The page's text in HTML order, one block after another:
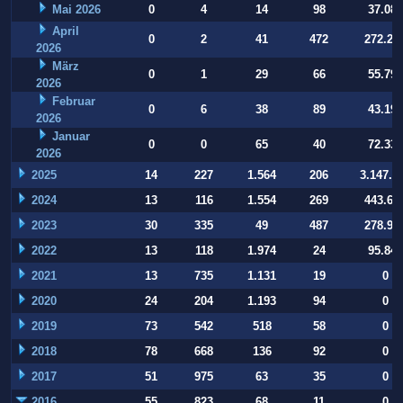
Mai 2026 0 4 14 98
37.084
April
2026
0 2 41 472
März
2026
0 1 29 66
55.794
Februar
2026
0 6 38 89
43.197
Januar
2026
0 0 65 40 72.332
2025 14 227 1.564 206
2024
13 116 1.554 269
2023
30 335 49 487
2022
13 118 1.974 24
95.847
2021
13 735 1.131 19
0
2020
24 204 1.193 94
0
2019
73 542 518 58
0
2018
78 668 136 92
0
2017
51 975 63 35
0